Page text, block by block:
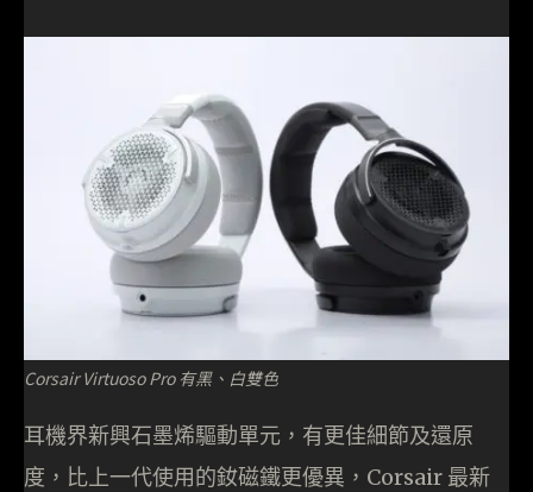
Corsair Virtuoso Pro 有黑、白雙色
耳機界新興石墨烯驅動單元，有更佳細節及還原
度，比上一代使用的釹磁鐵更優異，Corsair 最新